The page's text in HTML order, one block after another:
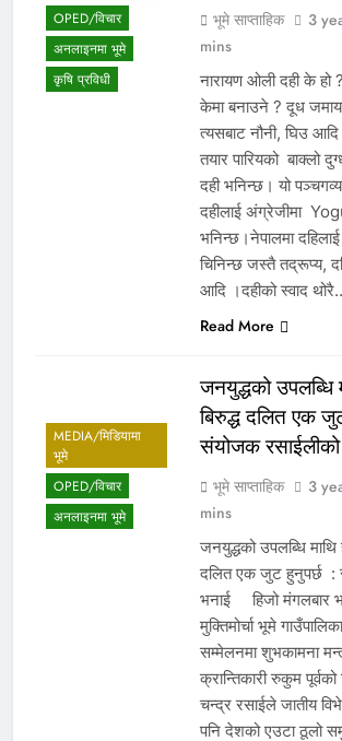
OPED/विचार
अनलाइनमा भूमे
कृषि प्रविधी
भूमे साप्ताहिक 3
mins
नारायण ‌ओली दही के हो
केमा बनाउने ? दूध
त्यसबाट नौनी, घिउ
तयार पारियको बाक्लो
दही भनिन्छ। यो
दहीलाई अंग्रेजीमा
भनिन्छ।नेपालमा
चिनिन्छ जस्तै तद्रूप्य,
आदि ।दहीको स्वाद
Read More
MEDIA/मिडियामा
भूमे
OPED/विचार
अनलाइनमा भूमे
जनयुद्धको उपलब्धि
बिरुद्ध दलित एक
संयोजक
भूमे साप्ताहिक 3
mins
जनयुद्धको उपलब्धि माथि
दलित एक जुट हुनुपर्छ :
भनाई हिजो मंगलबार
मुक्तिमोर्चा भूमे
सम्मेलनमा शुभकामना
क्रान्तिकारी रुकुम
चन्द्र रसाईले जातीय
पनि देशको एउटा ठूलो